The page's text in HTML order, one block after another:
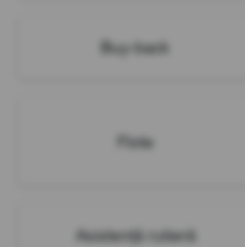
Buy-back
Flote
Asistență rutieră